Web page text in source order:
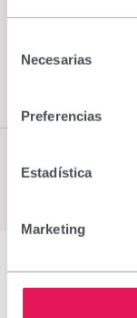
Necesarias
Preferencias
Estadística
Marketing
políticas de